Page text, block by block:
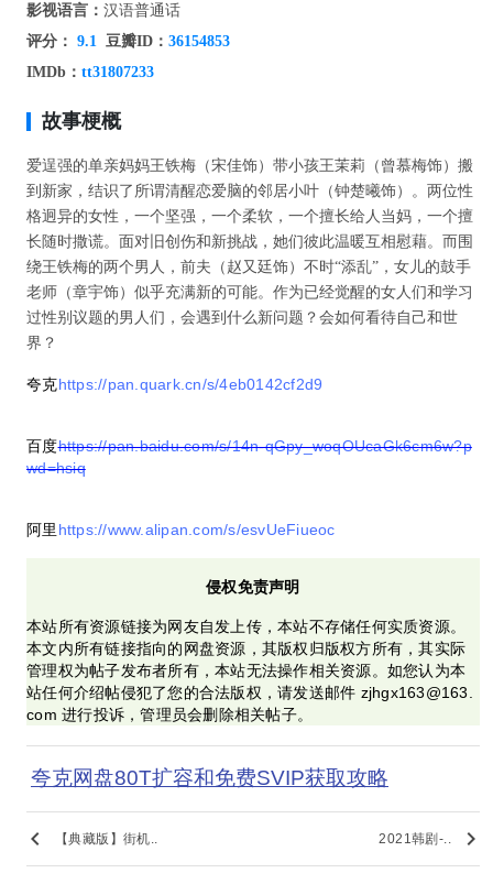
影视语言： 汉语普通话
评分： 9.1 豆瓣ID： 36154853
IMDb： tt31807233
故事梗概
爱逞强的单亲妈妈王铁梅（宋佳饰）带小孩王茉莉（曾慕梅饰）搬
到新家，结识了所谓清醒恋爱脑的邻居小叶（钟楚曦饰）。两位性
格迥异的女性，一个坚强，一个柔软，一个擅长给人当妈，一个擅
长随时撒谎。面对旧创伤和新挑战，她们彼此温暖互相慰藉。而围
绕王铁梅的两个男人，前夫（赵又廷饰）不时“添乱”，女儿的鼓手
老师（章宇饰）似乎充满新的可能。作为已经觉醒的女人们和学习
过性别议题的男人们，会遇到什么新问题？会如何看待自己和世
界？
夸克https://pan.quark.cn/s/4eb0142cf2d9
百度https://pan.baidu.com/s/14n-qGpy_woqOUcaGk6cm6w?p
wd=hsiq
阿里 https://www.alipan.com/s/esvUeFiueoc
侵权免责声明
本站所有资源链接为网友自发上传，本站不存储任何实质资源。
本文内所有链接指向的网盘资源，其版权归版权方所有，其实际
管理权为帖子发布者所有，本站无法操作相关资源。如您认为本
站任何介绍帖侵犯了您的合法版权，请发送邮件 zjhgx163@163.
com 进行投诉，管理员会删除相关帖子。
夸克网盘80T扩容和免费SVIP获取攻略
keyboard_arrow_left 【典藏版】街机.. 2021韩剧-.. keyboard_arrow_right